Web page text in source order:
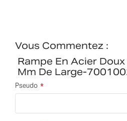
Vous Commentez :
Rampe En Acier
Mm De Large-
Pseudo